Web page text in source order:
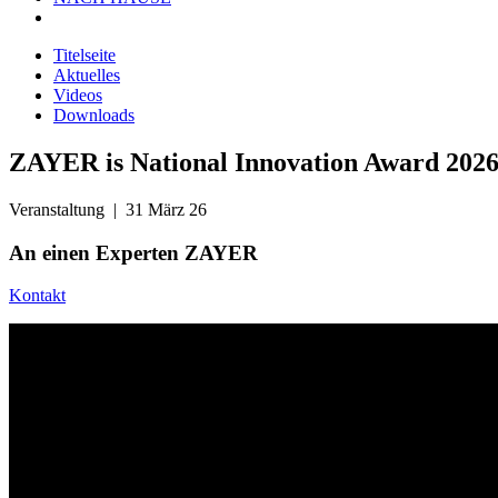
Titelseite
Aktuelles
Videos
Downloads
ZAYER is National Innovation Award 2026
Veranstaltung | 31 März 26
An einen Experten ZAYER
Kontakt